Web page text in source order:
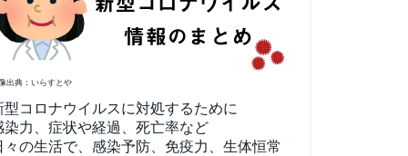
出典：いらすとや
型コロナウイルスに対処するために
染力、症状や経過、死亡率など
々の生活で、感染予防、免疫力、生体恒常